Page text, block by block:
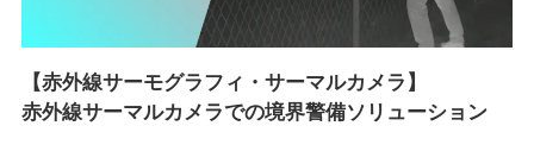
【赤外線サーモグラフィ・サーマルカメラ】
赤外線サーマルカメラでの境界警備ソリューション